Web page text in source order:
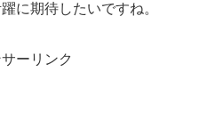
に期待したいですね。
ーリンク